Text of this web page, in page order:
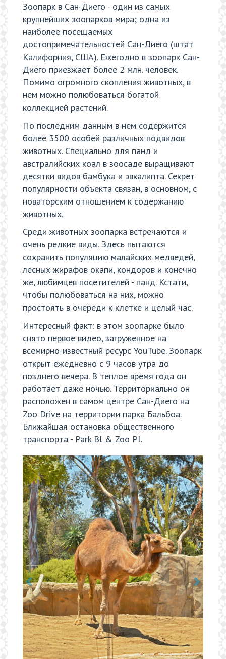
Зоопарк в Сан-Диего - один из самых
крупнейших зоопарков мира; одна из
наиболее посещаемых
достопримечательностей Сан-Диего (штат
Калифорния, США). Ежегодно в зоопарк Сан-
Диего приезжает более 2 млн. человек.
Помимо огромного скопления животных, в
нем можно полюбоваться богатой
коллекцией растений.
По последним данным в нем содержится
более 3500 особей различных подвидов
животных. Специально для панд и
австралийских коал в зоосаде выращивают
десятки видов бамбука и эвкалипта. Секрет
популярности объекта связан, в основном, с
новаторским отношением к содержанию
животных.
Среди животных зоопарка встречаются и
очень редкие виды. Здесь пытаются
сохранить популяцию малайских медведей,
лесных жирафов окапи, кондоров и конечно
же, любимцев посетителей - панд. Кстати,
чтобы полюбоваться на них, можно
простоять в очереди к клетке и целый час.
Интересный факт: в этом зоопарке было
снято первое видео, загруженное на
всемирно-известный ресурс YouTube. Зоопарк
открыт ежедневно с 9 часов утра до
позднего вечера. В теплое время года он
работает даже ночью. Территориально он
расположен в самом центре Сан-Диего на
Zoo Drive на территории парка Бальбоа.
Ближайшая остановка общественного
транспорта - Park Bl & Zoo Pl.